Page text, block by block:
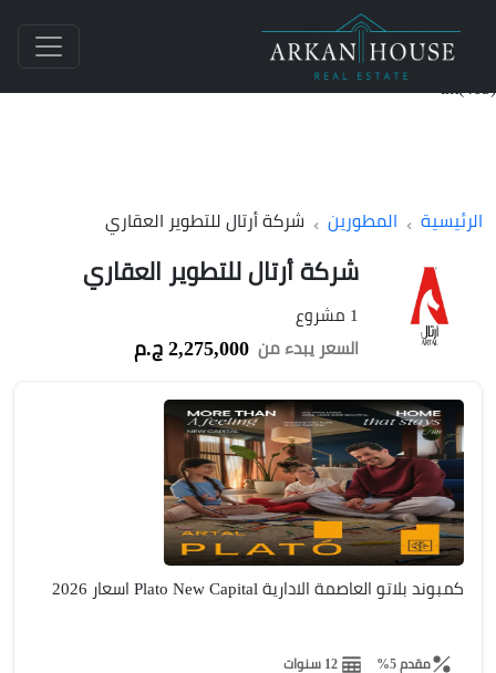
الرئيسية المطورين شركة أرتال للتطوير العقاري
شركة أرتال للتطوير العقاري
1 مشروع
السعر يبدء من 2,275,000 ج.م
كمبوند بلاتو العاصمة الادارية Plato New Capital اسعار 2026
مقدم 5% 12 سنوات